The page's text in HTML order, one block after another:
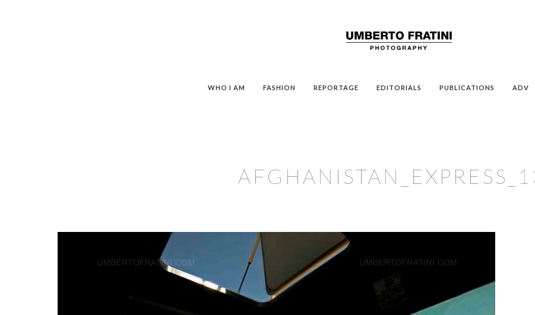
WHO I AM FASHION REPORTAGE EDITORIALS PUBLICATIONS ADV